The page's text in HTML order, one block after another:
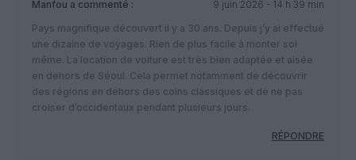
Manfou a commenté :
9 juin 2026 - 14 h 39 min
Pays magnifique découvert il y a 30 ans. Depuis j’y ai effectué
une dizaine de voyages. Rien de plus facile à monter soi
même. La location de voiture est très bien adaptée et aisée
en dehors de Séoul. Cela permet notamment de découvrir
des régions en dehors des coins classiques et de ne pas
croiser d’occidentaux pendant plusieurs jours.
RÉPONDRE